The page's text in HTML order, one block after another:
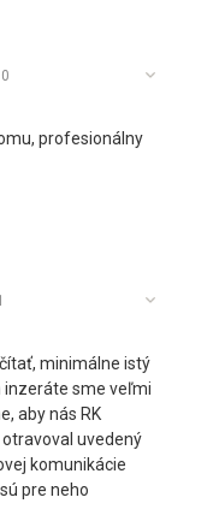
0
profesionálny
minimálne istý
inzeráte sme veľmi
aby nás RK
uvedený
komunikácie
pre neho